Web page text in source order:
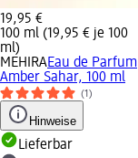
19,95 €
100 ml (19,95 € je 100
ml)
MEHIRAEau de Parfum
Amber Sahar, 100 ml
(1)
Hinweise
Lieferbar